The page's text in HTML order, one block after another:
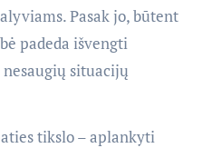
Pasak jo, būtent
padeda išvengti
situacijų
tikslo – aplankyti